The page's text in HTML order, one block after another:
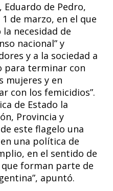
de Pedro,
de marzo, en el que
necesidad de
nacional” y
y a la sociedad a
para terminar con
mujeres y en
con los femicidios”.
de Estado la
Provincia y
este flagelo una
una política de
en el sentido de
forman parte de
apuntó.